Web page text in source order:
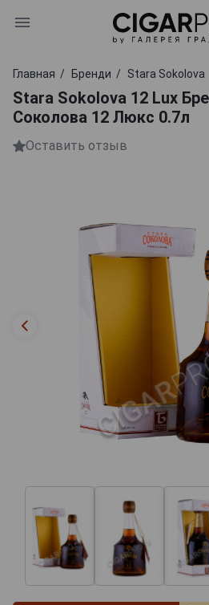
Главная Бренди Stara Sokolova
Stara Sokolova 12 Lux
Соколова 12 Люкс 0.7л
Оставить отзыв